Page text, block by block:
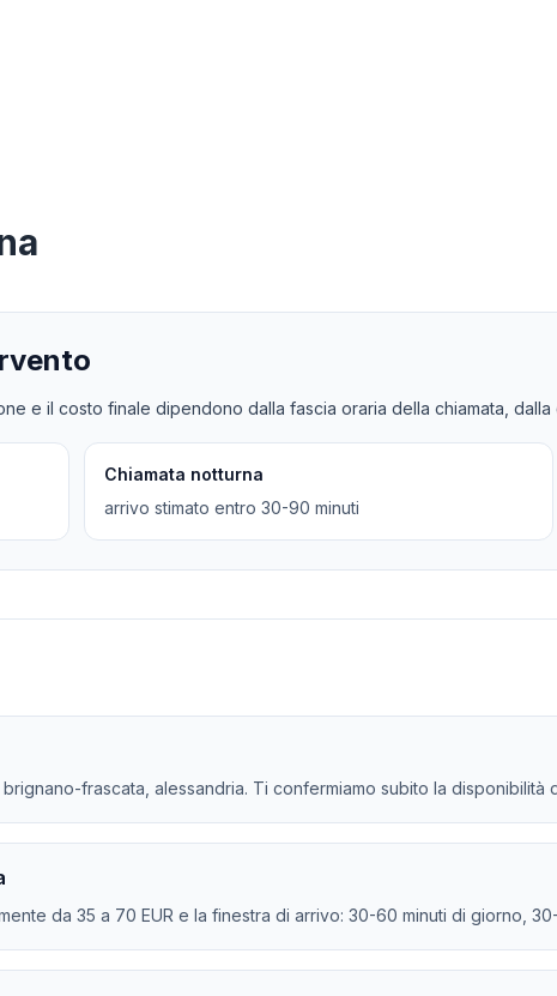
e il costo finale dipendono dalla fascia oraria della chiamata,
Chiamata notturna
arrivo stimato entro 30-90 minuti
frascata, alessandria. Ti confermiamo subito la disponibilità
da 35 a 70 EUR e la finestra di arrivo: 30-60 minuti di giorno,